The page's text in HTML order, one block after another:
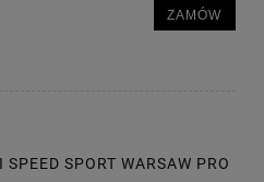
ZAMÓW
SPORT WARSAW PRO